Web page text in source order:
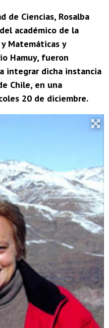
de Ciencias, Rosalba
académico de la
Matemáticas y
Hamuy, fueron
integrar dicha instancia
Chile, en una
20 de diciembre.